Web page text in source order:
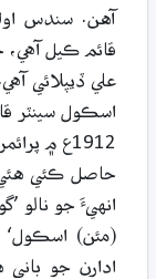
آهن. سندس
قائم ڪيل
علي ڏيپلائي
اسڪول سينٽر
1912ع ۾
حاصل ڪئي
انهيءَ جو نالو
(مئن) اسڪول‘
ادارن جو باني